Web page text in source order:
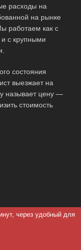
расходы на
на рынке
работаем как с
с крупными
состояния
выезжает на
называет цену —
стоимость
через удобный для